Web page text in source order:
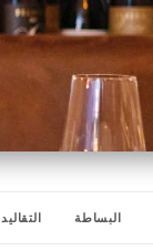
البساطة التقاليد